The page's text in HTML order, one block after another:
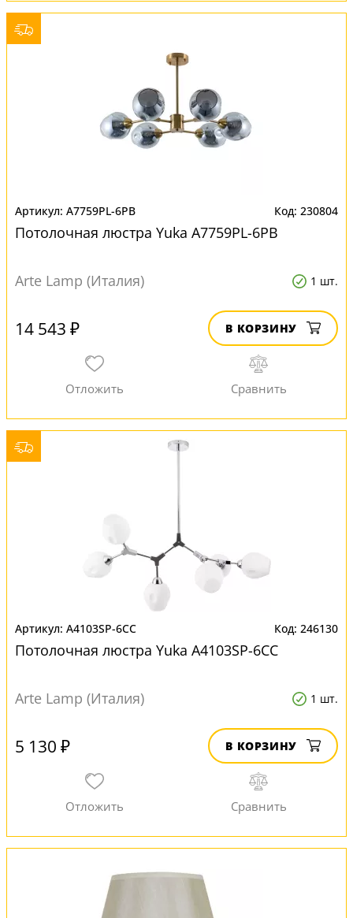
A7759PL-6PB 230804
Потолочная люстра Yuka A7759PL-6PB
Arte Lamp (Италия) 1 шт.
14 543 ₽ В КОРЗИНУ
A4103SP-6CC 246130
Потолочная люстра Yuka A4103SP-6CC
Arte Lamp (Италия) 1 шт.
5 130 ₽ В КОРЗИНУ